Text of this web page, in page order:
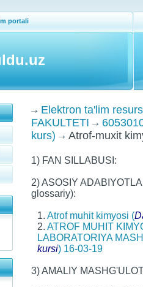
portali
Elektron ta'lim
FAKULTETI
kurs)
Аtrof-muxit
1) FAN SILLABUSI:
2) ASOSIY
glossariy):
1. Atrof muhit kimyosi (
2. ATROF MUHIT
LABORATORIYA
kursi) 16-03-19
3) AMALIY